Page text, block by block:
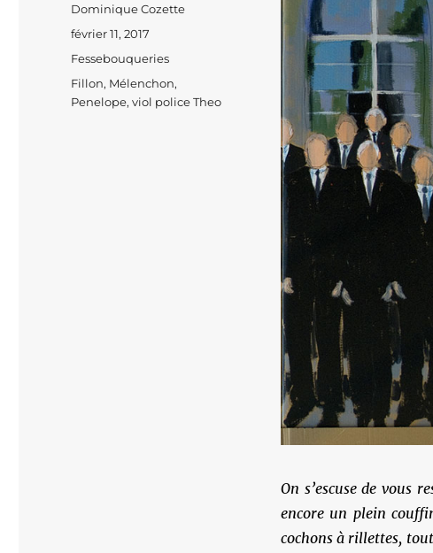
On s’escuse de vous
encore un plein
cochons à rillettes,
Auteur
Dominique Cozette
Publié
février 11, 2017
Catégories
Fessebouqueries
Étiquettes
Fillon, Mélenchon,
Penelope,viol police Theo